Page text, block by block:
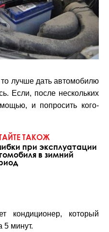
лучше дать автомобилю
Если, после нескольких
и попросить кого-
ТАКОЖ
при эксплуатации
в зимний
кондиционер, который
5 минут.